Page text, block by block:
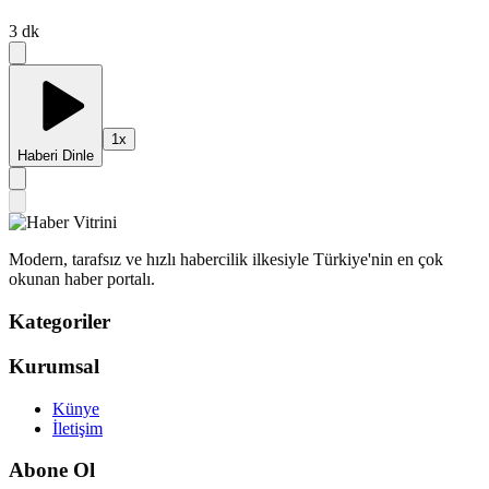
3 dk
Haberi Dinle
1x
Modern, tarafsız ve hızlı habercilik ilkesiyle Türkiye'nin en çok
okunan haber portalı.
Kategoriler
Kurumsal
Künye
İletişim
Abone Ol